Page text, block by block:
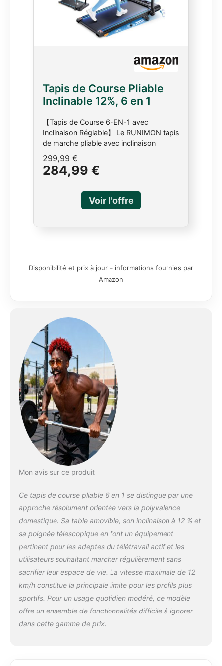
Tapis de Course Pliable
Inclinable 12%, 6 en 1
Table Amovible, Max 12
km/h, 3.0HP, Poignée
Télescopique de 15 cm et
Courroie Lumineuse RGB,
Charge Max 150 kg
【Tapis de Course 6-EN-1 avec
Inclinaison Réglable】 Le RUNIMON tapis
de marche pliable avec inclinaison
manuelle 2%-7%-12%（Remarque : les
valeurs d’inclinaison indiquées en %
correspondent à une pente simulée et
manuel utilisateur.）offre 6 modes
d’entraînement polyvalents : brûlage de
poignées relevées) ; 1 à 8 km/h (avec
poignées abaissées). 【Bureau
sous bureau grâce à 3 niveaux de
console réglables et une poignée
ajustable (930–1080 mm) pour s’adapter
à toutes les tailles. Le bureau amovible
(695×280 mm) avec double rainure de
rangement permet de placer un
ordinateur portable, un téléphone ou une
bouteille d’eau. Les accoudoirs pivotants
à 270° sont ergonomiques et
soutiennent vos bras dans n'importe
quelle position pour une expérience
confortable, que vous marchiez ou que
vous couriez. 【Tapis Pliable avec 3
Lumières RGB Interactives】 Ce tapis de
course pliable avec lumières LED RGB
crée une ambiance immersive qui réagit
marche, Violet (5–8 km/h) pour le
jogging, Orange (9–12 km/h) pour la
course rapide. Activez ou désactivez les
poignée ou la télécommande. Idéal pour
un entraînement motivant et moderne.
【Moteur 3.0HP Puissant et Système
d’Amortissement Multiple】 Équipé d’un
marche supporte jusqu’à 150 kg. La
bande antidérapante à 5 couches
(1000×400 mm) et les 10 amortisseurs
en silicone réduisent efficacement les
299,99 €
284,99 €
Disponibilité et prix à jour – informations fournies par
Amazon
Mon avis sur ce produit
Ce tapis de course pliable 6 en 1 se distingue par une
approche résolument orientée vers la polyvalence
domestique. Sa table amovible, son inclinaison à 12 % et
sa poignée télescopique en font un équipement
pertinent pour les adeptes du télétravail actif et les
utilisateurs souhaitant marcher régulièrement sans
sacrifier leur espace de vie. La vitesse maximale de 12
km/h constitue la principale limite pour les profils plus
sportifs. Pour un usage quotidien modéré, ce modèle
offre un ensemble de fonctionnalités difficile à ignorer
dans cette gamme de prix.